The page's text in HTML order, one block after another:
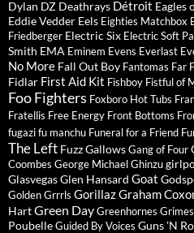
Dylan DZ Deathrays Détroit Eagles
Eddie Vedder Eels Eighties Matchbox
Friedberger Electric Six Electric Soft
Smith EMA Eminem Evens Everlast
No More Fall Out Boy Fantomas Far
Fidlar First Aid Kit Fishboy Fistful of
Foo Fighters Foxboro Hot Tubs
Fratellis Free Energy Front Bottoms
fugazifu manchu Funeral for a Friend
The Left FuzzGallowsGang of Four
Coombes George MichaelGhinzu
GlasvegasGlen Hansard Goat
Golden Grrrls GorillazGraham
HartGreen DayGreenhornes Grimes
PoubelleGuided By Voices Guns 'N